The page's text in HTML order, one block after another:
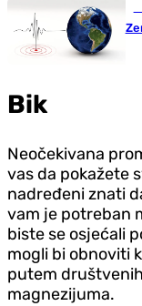
Bik
Neočekivana
vas da pokažete
nadređeni znati
vam je potreban
biste se osjećali
mogli bi obnoviti
putem
magnezijuma.